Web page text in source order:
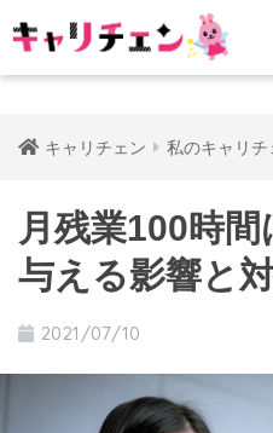
キャリチェン 私のキャリチ
月残業100時
与える影響と
2021/07/10